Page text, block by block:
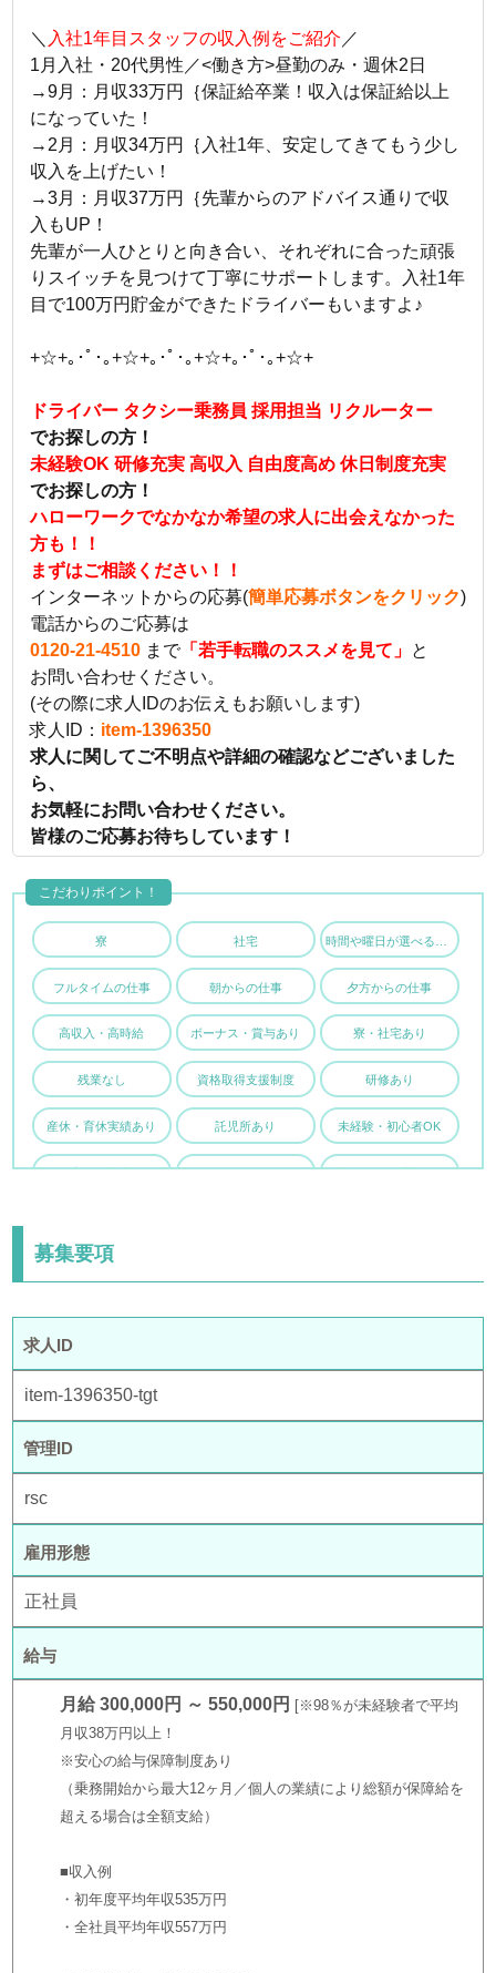
＼ 入社1年目スタッフの収入例をご紹介 ／
1月入社・20代男性／<働き方>昼勤のみ・週休2日
→9月：月収33万円｛保証給卒業！収入は保証給以上
になっていた！
→2月：月収34万円｛入社1年、安定してきてもう少し
収入を上げたい！
→3月：月収37万円｛先輩からのアドバイス通りで収
入もUP！
先輩が一人ひとりと向き合い、それぞれに合った頑張
りスイッチを見つけて丁寧にサポートします。入社1年
目で100万円貯金ができたドライバーもいますよ♪
+☆+｡･ﾟ･｡+☆+｡･ﾟ･｡+☆+｡･ﾟ･｡+☆+
ドライバー タクシー乗務員 採用担当 リクルーター
でお探しの方！
未経験OK 研修充実 高収入 自由度高め 休日制度充実
でお探しの方！
ハローワークでなかなか希望の求人に出会えなかった
方も！！
まずはご相談ください！！
インターネットからの応募(簡単応募ボタンをクリック)
電話からのご応募は
0120-21-4510 まで「若手転職のススメを見て」 と
お問い合わせください。
(その際に求人IDのお伝えもお願いします)
求人ID： item-1396350
求人に関してご不明点や詳細の確認などございました
ら、
お気軽にお問い合わせください。
皆様のご応募お待ちしています！
寮 社宅
フルタイムの仕事 朝からの仕事 夕方からの仕事
高収入・高時給 ボーナス・賞与あり 寮・社宅あり
残業なし 資格取得支援制度 研修あり
産休・育休実績あり 託児所あり 未経験・初心者OK
子育て両立応援 駅チカ・駅ナカ 車・バイク通勤OK
こだわりポイント！
募集要項
求人ID
item-1396350-tgt
管理ID
rsc
雇用形態
正社員
給与
月給 300,000円 ～ 550,000円
※98％が未経験者で平均
月収38万円以上！
※安心の給与保障制度あり
（乗務開始から最大12ヶ月／個人の業績により総額が保障給を
超える場合は全額支給）
■収入例
・初年度平均年収535万円
・全社員平均年収557万円